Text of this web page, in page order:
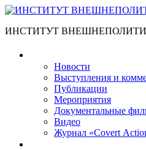
ИНСТИТУТ
Новости
Выступления и
Публикации
Мероприятия
Документальные
Видео
Журнал «Covert